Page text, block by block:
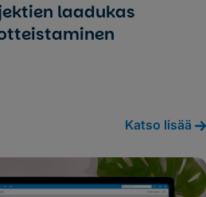
laadukas
Katso lisää